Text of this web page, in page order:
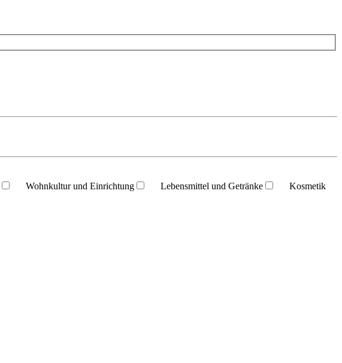
Wohnkultur und Einrichtung Lebensmittel und Getränke
Kosmetik